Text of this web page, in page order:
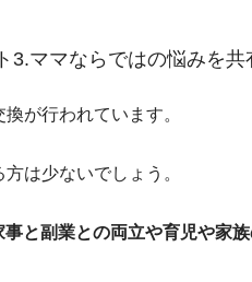
3.ママならではの悩みを共
が行われています。
は少ないでしょう。
と副業との両立や育児や家